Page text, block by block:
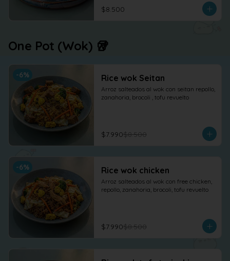
$8.500
One Pot (Wok) 🥡
-6% Rice wok Seitan
Arroz salteados al wok con seitan repollo,
zanahoria, brocoli , tofu revuelto
$7.990$8.500
-6% Rice wok chicken
Arroz salteados al wok con free chicken,
repollo, zanahoria, brocoli, tofu revuelto
$7.990$8.500